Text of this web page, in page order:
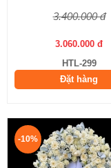
3.400.000 đ
3.060.000 đ
HTL-299
Đặt hàng
-10%